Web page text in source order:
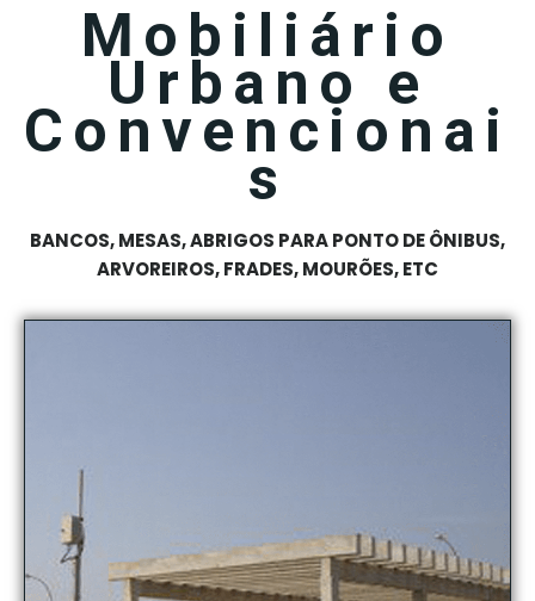
Mobiliário
Urbano e
Convencionai
s
BANCOS, MESAS, ABRIGOS PARA PONTO DE ÔNIBUS,
ARVOREIROS, FRADES, MOURÕES, ETC